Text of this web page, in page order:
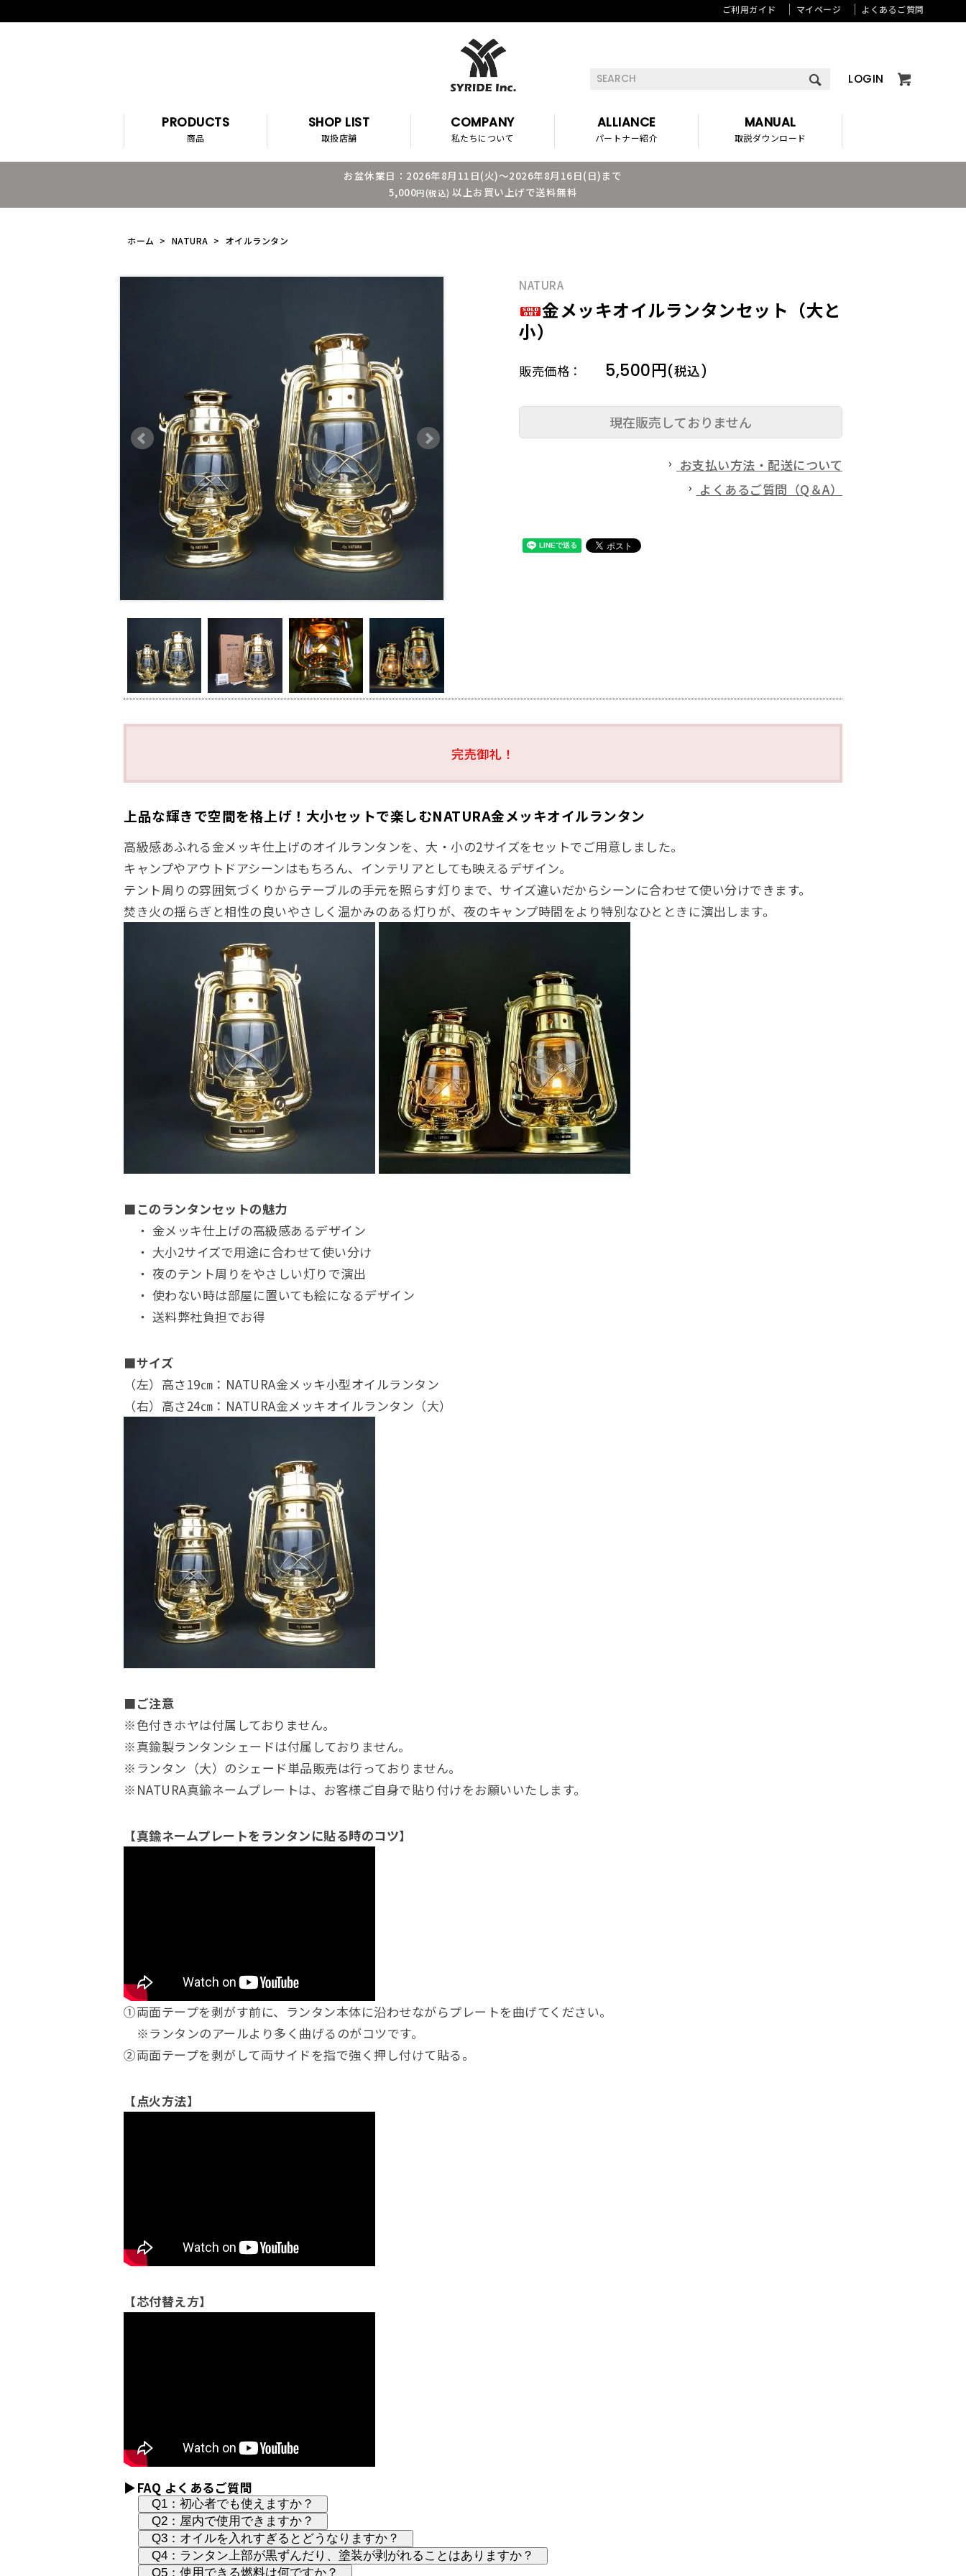
ご利用ガイド マイページ よくあるご質問
LOGIN
PRODUCTS
商品
SHOP LIST
取扱店舗
COMPANY
私たちについて
ALLIANCE
パートナー紹介
MANUAL
取説ダウンロード
お盆休業日：2026年8月11日(火)～2026年8月16日(日)まで
5,000円(税込) 以上お買い上げで送料無料
ホーム > NATURA > オイルランタン
NATURA
金メッキオイルランタンセット（大と
小）
販売価格： 5,500円(税込)
現在販売しておりません
お支払い方法・配送について
よくあるご質問（Q＆A）
完売御礼！
上品な輝きで空間を格上げ！大小セットで楽しむNATURA金メッキオイルランタン
高級感あふれる金メッキ仕上げのオイルランタンを、大・小の2サイズをセットでご用意しました。
キャンプやアウトドアシーンはもちろん、インテリアとしても映えるデザイン。
テント周りの雰囲気づくりからテーブルの手元を照らす灯りまで、サイズ違いだからシーンに合わせて使い分けできます。
焚き火の揺らぎと相性の良いやさしく温かみのある灯りが、夜のキャンプ時間をより特別なひとときに演出します。
■このランタンセットの魅力
・ 金メッキ仕上げの高級感あるデザイン
・ 大小2サイズで用途に合わせて使い分け
・ 夜のテント周りをやさしい灯りで演出
・ 使わない時は部屋に置いても絵になるデザイン
・ 送料弊社負担でお得
■サイズ
（左）高さ19㎝：NATURA金メッキ小型オイルランタン
（右）高さ24㎝：NATURA金メッキオイルランタン（大）
■ご注意
※色付きホヤは付属しておりません。
※真鍮製ランタンシェードは付属しておりません。
※ランタン（大）のシェード単品販売は行っておりません。
※NATURA真鍮ネームプレートは、お客様ご自身で貼り付けをお願いいたします。
【真鍮ネームプレートをランタンに貼る時のコツ】
①両面テープを剥がす前に、ランタン本体に沿わせながらプレートを曲げてください。
※ランタンのアールより多く曲げるのがコツです。
②両面テープを剥がして両サイドを指で強く押し付けて貼る。
【点火方法】
【芯付替え方】
▶FAQ よくあるご質問
Q1：初心者でも使えますか？
Q2：屋内で使用できますか？
Q3：オイルを入れすぎるとどうなりますか？
Q4：ランタン上部が黒ずんだり、塗装が剥がれることはありますか？
Q5：使用できる燃料は何ですか？